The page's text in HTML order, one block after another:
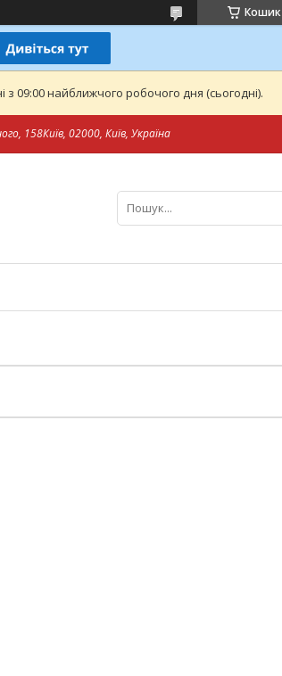
Кошик
09:00 найближчого робочого дня (сьогодні).
158Київ, 02000, Київ, Україна